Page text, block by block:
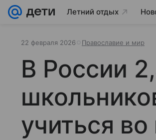
Летний отдых
22 февраля 2026 Православие и мир
В России
учиться